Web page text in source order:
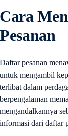
Cara
Pesanan
Daftar pesanan
untuk mengambil
terlibat dalam
berpengalaman
mengandalkannya
informasi dari daftar